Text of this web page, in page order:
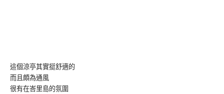
這個涼亭其實挺舒適的
而且頗為通風
很有在峇里島的氛圍